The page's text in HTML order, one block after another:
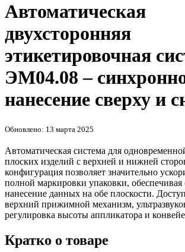
Автоматическая
двухсторонняя
этикетировочная
ЭМ04.08 –
нанесение сверху и
Обновлено: 13 марта 2025
Автоматическая система для
плоских изделий с верхней и нижней
конфигурация позволяет значительно
полной маркировки упаковки,
нанесение данных на обе плоскости.
верхний прижимной механизм,
регулировка высоты аппликатора и
Кратко о товаре